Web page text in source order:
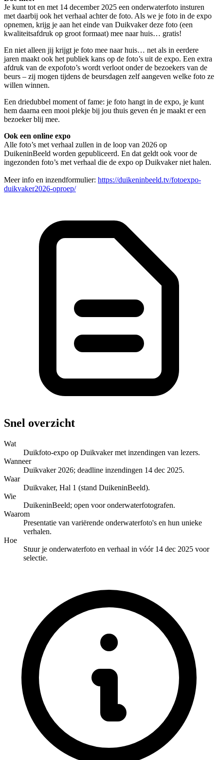
Je kunt tot en met 14 december 2025 een onderwaterfoto insturen
met daarbij ook het verhaal achter de foto. Als we je foto in de expo
opnemen, krijg je aan het einde van Duikvaker deze foto (een
kwaliteitsafdruk op groot formaat) mee naar huis… gratis!
En niet alleen jij krijgt je foto mee naar huis… net als in eerdere
jaren maakt ook het publiek kans op de foto’s uit de expo. Een extra
afdruk van de expofoto’s wordt verloot onder de bezoekers van de
beurs – zij mogen tijdens de beursdagen zelf aangeven welke foto ze
willen winnen.
Een driedubbel moment of fame: je foto hangt in de expo, je kunt
hem daarna een mooi plekje bij jou thuis geven én je maakt er een
bezoeker blij mee.
Ook een online expo
Alle foto’s met verhaal zullen in de loop van 2026 op
DuikeninBeeld worden gepubliceerd. En dat geldt ook voor de
ingezonden foto’s met verhaal die de expo op Duikvaker niet halen.
Meer info en inzendformulier: https://duikeninbeeld.tv/fotoexpo-
duikvaker2026-oproep/
Snel overzicht
Wat
Duikfoto-expo op Duikvaker met inzendingen van lezers.
Wanneer
Duikvaker 2026; deadline inzendingen 14 dec 2025.
Waar
Duikvaker, Hal 1 (stand DuikeninBeeld).
Wie
DuikeninBeeld; open voor onderwaterfotografen.
Waarom
Presentatie van variërende onderwaterfoto's en hun unieke
verhalen.
Hoe
Stuur je onderwaterfoto en verhaal in vóór 14 dec 2025 voor
selectie.